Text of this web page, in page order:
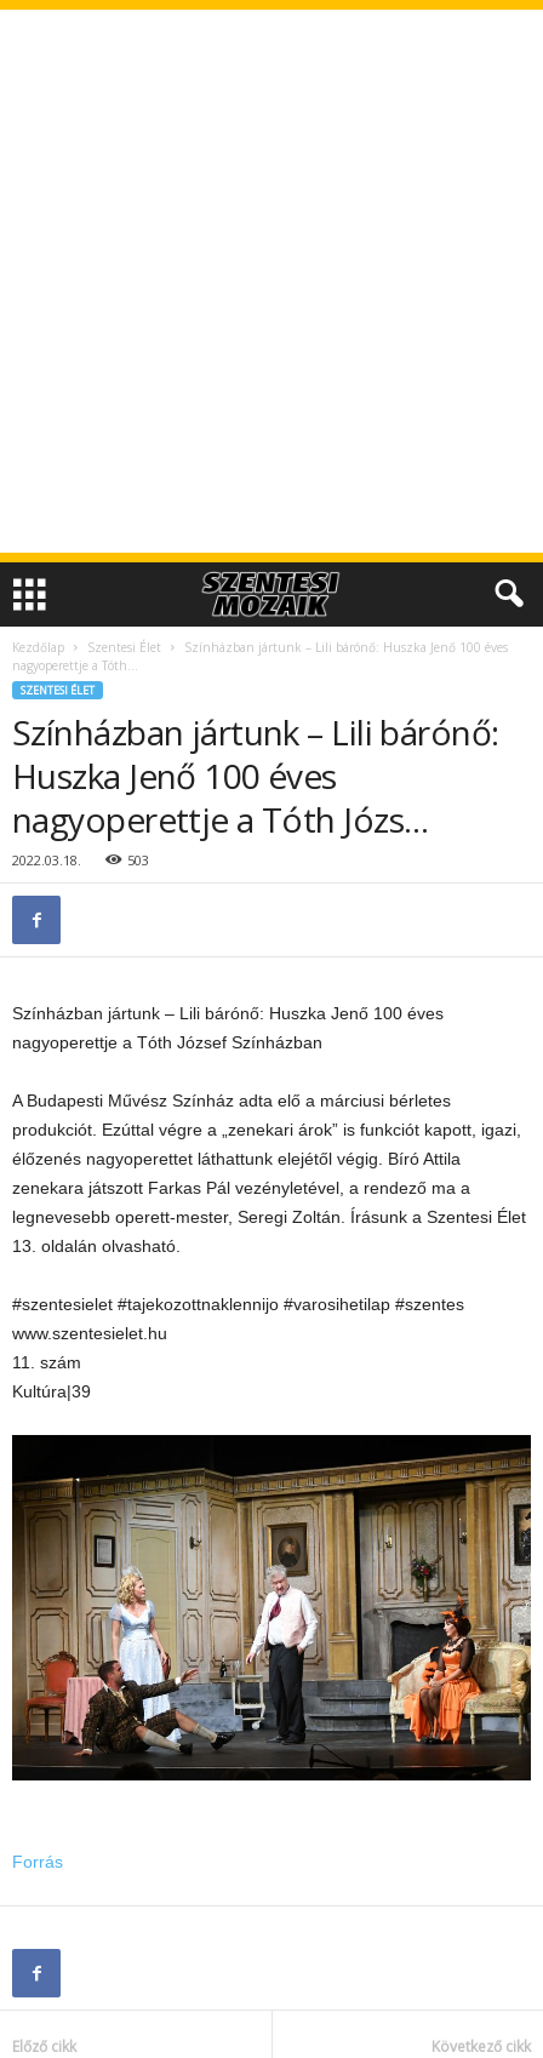
Kezdőlap Szentesi Élet
Színházban jártunk – Lili bárónő: Huszka Jenő 100 éves
nagyoperettje a Tóth...
SZENTESI ÉLET
Színházban jártunk – Lili bárónő:
Huszka Jenő 100 éves
nagyoperettje a Tóth Józs…
2022.03.18. 503
Színházban jártunk – Lili bárónő: Huszka Jenő 100 éves
nagyoperettje a Tóth József Színházban
A Budapesti Művész Színház adta elő a márciusi bérletes
produkciót. Ezúttal végre a „zenekari árok” is funkciót kapott, igazi,
élőzenés nagyoperettet láthattunk elejétől végig. Bíró Attila
zenekara játszott Farkas Pál vezényletével, a rendező ma a
legnevesebb operett-mester, Seregi Zoltán. Írásunk a Szentesi Élet
13. oldalán olvasható.
#szentesielet #tajekozottnaklennijo #varosihetilap #szentes
www.szentesielet.hu
11. szám
Kultúra|39
Forrás
Előző cikk Következő cikk